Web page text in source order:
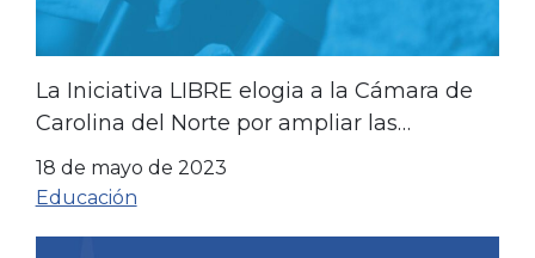
La Iniciativa LIBRE elogia a la Cámara de
Carolina del Norte por ampliar las
oportunidades educativas
18 de mayo de 2023
Educación